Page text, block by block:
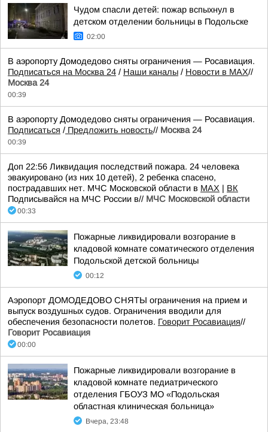
Чудом спасли детей: пожар вспыхнул в
детском отделении больницы в Подольске
02:00
В аэропорту Домодедово сняты ограничения — Росавиация.
Подписаться на Москва 24 / Наши каналы / Новости в MAX//
Москва 24
00:39
В аэропорту Домодедово сняты ограничения — Росавиация.
Подписаться / Предложить новость// Москва 24
00:39
Доп 22:56 Ликвидация последствий пожара. 24 человека
эвакуировано (из них 10 детей), 2 ребенка спасено,
пострадавших нет. МЧС Московской области в MAX | ВК
Подписывайся на МЧС России в// МЧС Московской области
00:33
Пожарные ликвидировали возгорание в
кладовой комнате соматического отделения
Подольской детской больницы
00:12
Аэропорт ДОМОДЕДОВО СНЯТЫ ограничения на прием и
выпуск воздушных судов. Ограничения вводили для
обеспечения безопасности полетов. Говорит Росавиация//
Говорит Росавиация
00:00
Пожарные ликвидировали возгорание в
кладовой комнате педиатрического
отделения ГБОУЗ МО «Подольская
областная клиническая больница»
Вчера, 23:48